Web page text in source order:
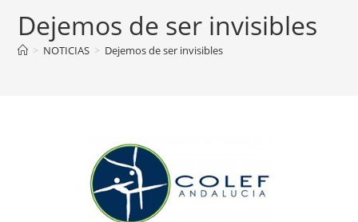
Dejemos de ser invisibles
> NOTICIAS > Dejemos de ser invisibles